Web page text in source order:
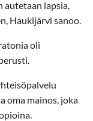
autetaan lapsia,
Haukijärvi sanoo.
oli
oma mainos, joka